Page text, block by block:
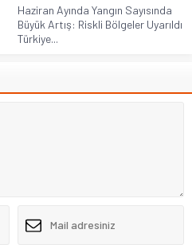
Haziran Ayında Yangın Sayısında
Büyük Artış: Riskli Bölgeler Uyarıldı
Türkiye...